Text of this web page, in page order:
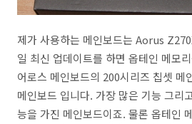
제가 사용하는 메인보드는 Aorus
일 최신 업데이트를 하면 옵테인 메모
어로스 메인보드의 200시리즈 칩셋 메
메인보드 입니다. 가장 많은 기능 그리
능을 가진 메인보드이죠. 물론 옵테인